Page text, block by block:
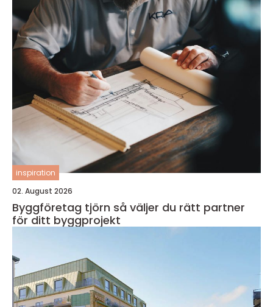
inspiration
02. August 2026
Byggföretag tjörn så väljer du rätt partner
för ditt byggprojekt